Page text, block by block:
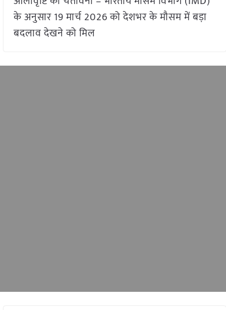
के अनुसार 19 मार्च 2026 को देशभर के मौसम में बड़ा
बदलाव देखने को मिल